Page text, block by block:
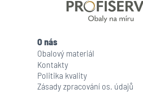
O nás
Obalový materiál
Kontakty
Politika kvality
Zásady zpracování os. údajů